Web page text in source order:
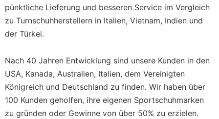
pünktliche Lieferung und besseren Service im Vergleich
zu Turnschuhherstellern in Italien, Vietnam, Indien und
der Türkei.
Nach 40 Jahren Entwicklung sind unsere Kunden in den
USA, Kanada, Australien, Italien, dem Vereinigten
Königreich und Deutschland zu finden. Wir haben über
100 Kunden geholfen, ihre eigenen Sportschuhmarken
zu gründen oder Gewinne von über 50% zu erzielen.